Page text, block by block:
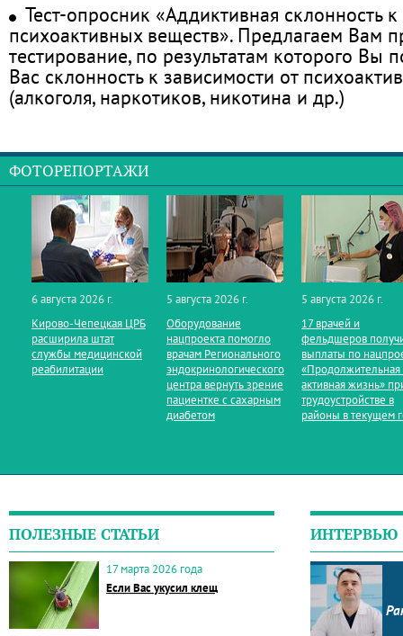
Тест-опросник «Аддиктивная склонность
психоактивных веществ». Предлагаем Вам
тестирование, по результатам которого Вы
Вас склонность к зависимости от
(алкоголя, наркотиков, никотина и др.)
ФОТОРЕПОРТАЖИ
6 августа 2026 г.
Кирово‑Чепецкая ЦРБ
расширила штат
службы медицинской
реабилитации
5 августа 2026 г.
Оборудование
нацпроекта помогло
врачам Регионального
эндокринологического
центра вернуть зрение
пациентке с сахарным
диабетом
5 августа 2026 г.
17 врачей и
фельдшеров
выплаты по
«Продолжительная
активная жизнь»
трудоустройстве в
районы в текущем
ПОЛЕЗНЫЕ СТАТЬИ
17 марта 2026 года
Если Вас укусил клещ
ИНТЕРВЬЮ